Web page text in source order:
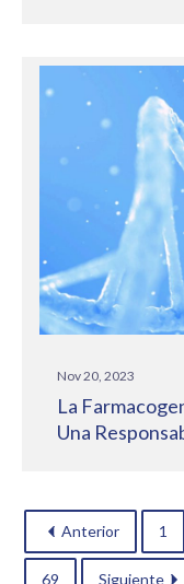
Nov 20, 2023
La
Una
Anterior 1
69 Siguiente